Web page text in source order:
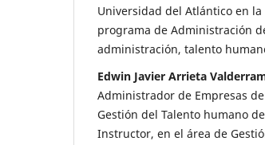
Universidad del Atlántico en la
programa de Administración
administración, talento
Edwin Javier Arrieta
Administrador de Empresas
Gestión del Talento humano
Instructor, en el área de